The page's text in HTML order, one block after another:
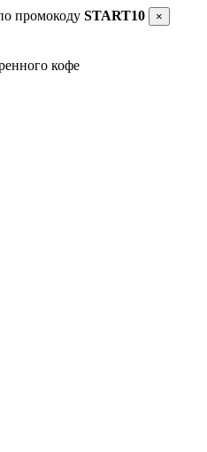
промокоду START10 ×
кофе